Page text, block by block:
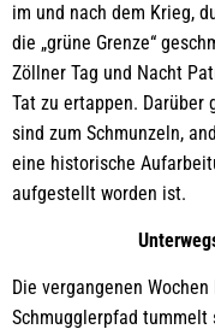
im und nach dem Krieg,
die „grüne Grenze“
Zöllner Tag und Nacht
Tat zu ertappen. Darüber
sind zum Schmunzeln,
eine historische
aufgestellt worden ist.
Die vergangenen
Schmugglerpfad